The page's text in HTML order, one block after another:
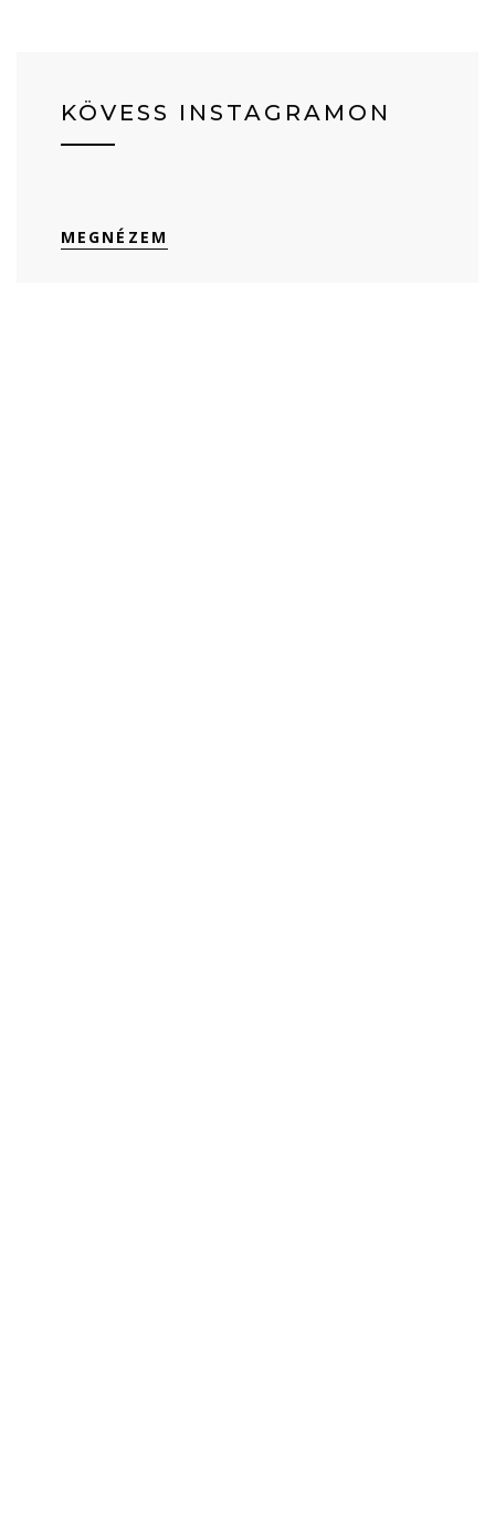
KÖVESS INSTAGRAMON
MEGNÉZEM